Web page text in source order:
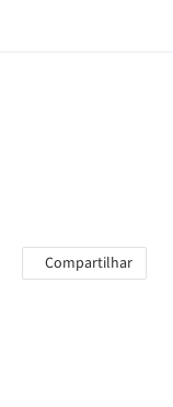
Compartilhar